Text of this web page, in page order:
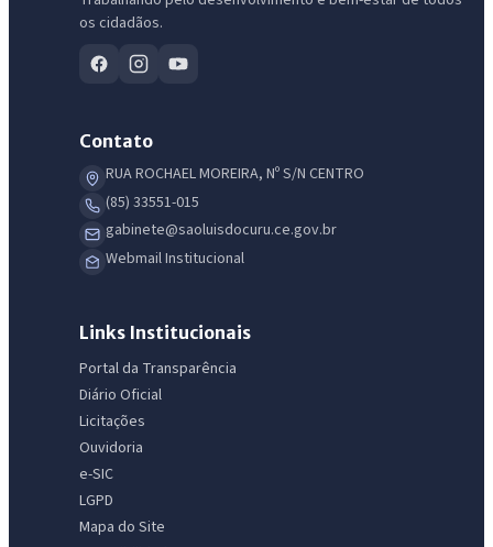
os cidadãos.
Contato
RUA ROCHAEL MOREIRA, Nº S/N CENTRO
(85) 33551-015
gabinete@saoluisdocuru.ce.gov.br
Webmail Institucional
Links Institucionais
Portal da Transparência
Diário Oficial
Licitações
Ouvidoria
e-SIC
LGPD
Mapa do Site
IntGest AI